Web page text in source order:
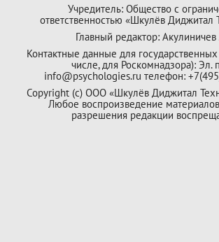
Учредитель: Общество с
ответственностью «Шкулёв Диджитал
Главный редактор:
Контактные данные для
числе, для Роскомнадзора): Эл.
info@psychologies.ru телефон:
Copyright (с) ООО «Шкулёв Диджитал
Любое воспроизведение
разрешения редакции